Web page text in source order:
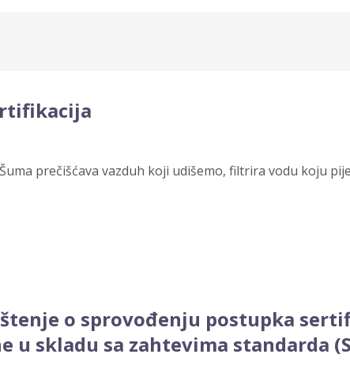
prečišćava vazduh koji udišemo, filtrira vodu koju
o sprovođenju postupka
skladu sa zahtevima standarda